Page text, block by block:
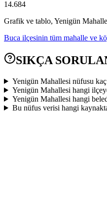
14.684
Grafik ve tablo, Yenigün
Buca ilçesinin tüm mahalle ve
SIKÇA
Yenigün Mahallesi nüfusu
Yenigün Mahallesi hangi
Yenigün Mahallesi hangi
Bu nüfus verisi hangi